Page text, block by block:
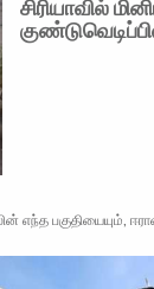
சிரியாவில்
எந்த பகுதியையும்